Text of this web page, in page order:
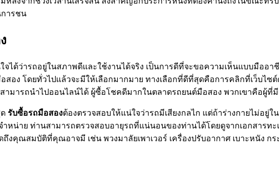
การชน
ด้ว่ารถอยู่ในสภาพดีและใช้งานได้จริง เป็นการดีที่จะขอความเห็นแบบมืออา
สอง โดยทั่วไปแล้วจะมีให้เลือกมากมาย ทางเลือกที่ดีที่สุดคือการคลิกที่เว็บไ
ามารถนำไปออนไลน์ได้ ผู้ซื้อโชคดีมากในตลาดรถยนต์มือสอง พวกเขาคือผู้ที่มี
รับซื้อรถมือสองต้องตรวจสอบให้แน่ใจว่ารถมีเสียงกลไก แต่ถ้าร่างกายไม่
หน่าย ท่านสามารถตรวจสอบอายุรถที่แน่นอนของท่านได้โดยดูจากเอกสารท
คุณสมบัติที่คุณอาจมี เช่น พวงมาลัยเพาเวอร์ เครื่องปรับอากาศ เบาะหนัง กร